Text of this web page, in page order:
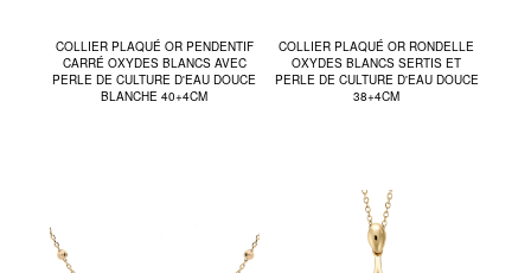
COLLIER PLAQUÉ OR PENDENTIF
CARRÉ OXYDES BLANCS AVEC
PERLE DE CULTURE D'EAU DOUCE
BLANCHE 40+4CM
COLLIER PLAQUÉ OR RONDELLE
OXYDES BLANCS SERTIS ET
PERLE DE CULTURE D'EAU DOUCE
38+4CM